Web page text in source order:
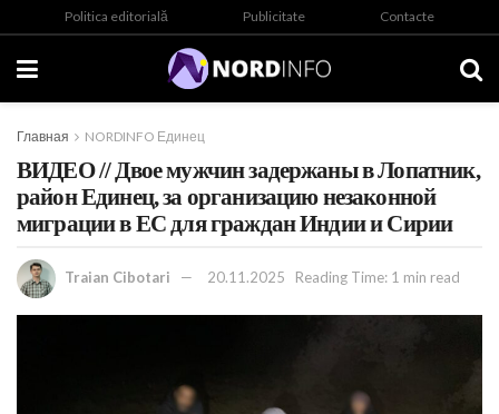
Politica editorială Publicitate Contacte
Главная NORDINFO Единец
ВИДЕО // Двое мужчин задержаны в Лопатник,
район Единец, за организацию незаконной
миграции в ЕС для граждан Индии и Сирии
Traian Cibotari 20.11.2025 Reading Time: 1 min read